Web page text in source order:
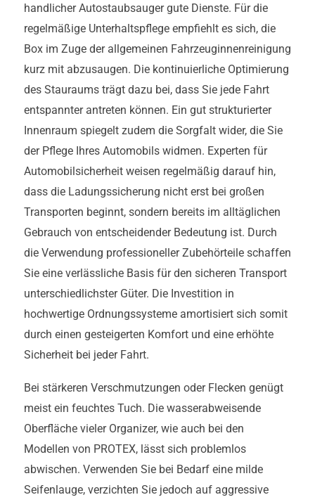
handlicher Autostaubsauger gute Dienste. Für die
regelmäßige Unterhaltspflege empfiehlt es sich, die
Box im Zuge der allgemeinen Fahrzeuginnenreinigung
kurz mit abzusaugen. Die kontinuierliche Optimierung
des Stauraums trägt dazu bei, dass Sie jede Fahrt
entspannter antreten können. Ein gut strukturierter
Innenraum spiegelt zudem die Sorgfalt wider, die Sie
der Pflege Ihres Automobils widmen. Experten für
Automobilsicherheit weisen regelmäßig darauf hin,
dass die Ladungssicherung nicht erst bei großen
Transporten beginnt, sondern bereits im alltäglichen
Gebrauch von entscheidender Bedeutung ist. Durch
die Verwendung professioneller Zubehörteile schaffen
Sie eine verlässliche Basis für den sicheren Transport
unterschiedlichster Güter. Die Investition in
hochwertige Ordnungssysteme amortisiert sich somit
durch einen gesteigerten Komfort und eine erhöhte
Sicherheit bei jeder Fahrt.
Bei stärkeren Verschmutzungen oder Flecken genügt
meist ein feuchtes Tuch. Die wasserabweisende
Oberfläche vieler Organizer, wie auch bei den
Modellen von PROTEX, lässt sich problemlos
abwischen. Verwenden Sie bei Bedarf eine milde
Seifenlauge, verzichten Sie jedoch auf aggressive